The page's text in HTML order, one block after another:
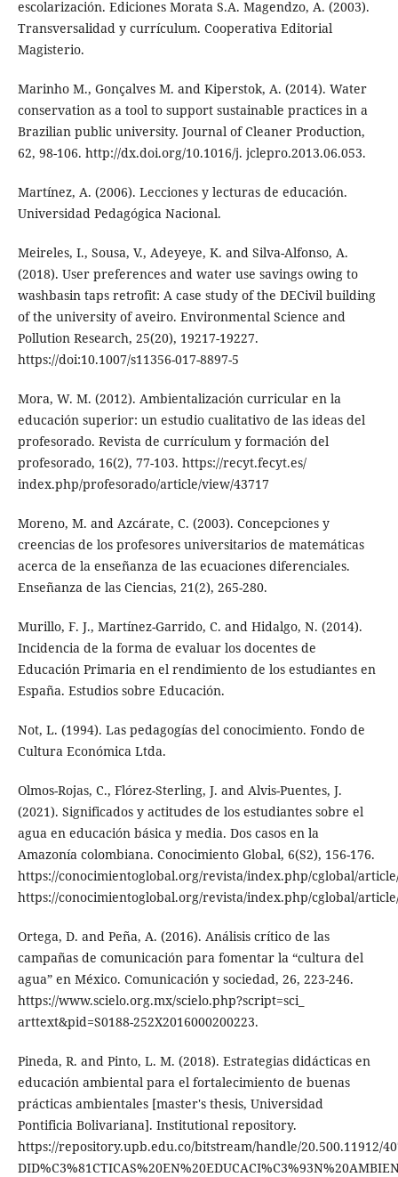
escolarización. Ediciones Morata S.A. Magendzo, A. (2003).
Transversalidad y currículum. Cooperativa Editorial
Magisterio.
Marinho M., Gonçalves M. and Kiperstok, A. (2014). Water
conservation as a tool to support sustainable practices in a
Brazilian public university. Journal of Cleaner Production,
62, 98-106. http://dx.doi.org/10.1016/j. jclepro.2013.06.053.
Martínez, A. (2006). Lecciones y lecturas de educación.
Universidad Pedagógica Nacional.
Meireles, I., Sousa, V., Adeyeye, K. and Silva-Alfonso, A.
(2018). User preferences and water use savings owing to
washbasin taps retrofit: A case study of the DECivil building
of the university of aveiro. Environmental Science and
Pollution Research, 25(20), 19217-19227.
https://doi:10.1007/s11356-017-8897-5
Mora, W. M. (2012). Ambientalización curricular en la
educación superior: un estudio cualitativo de las ideas del
profesorado. Revista de currículum y formación del
profesorado, 16(2), 77-103. https://recyt.fecyt.es/
index.php/profesorado/article/view/43717
Moreno, M. and Azcárate, C. (2003). Concepciones y
creencias de los profesores universitarios de matemáticas
acerca de la enseñanza de las ecuaciones diferenciales.
Enseñanza de las Ciencias, 21(2), 265-280.
Murillo, F. J., Martínez-Garrido, C. and Hidalgo, N. (2014).
Incidencia de la forma de evaluar los docentes de
Educación Primaria en el rendimiento de los estudiantes en
España. Estudios sobre Educación.
Not, L. (1994). Las pedagogías del conocimiento. Fondo de
Cultura Económica Ltda.
Olmos-Rojas, C., Flórez-Sterling, J. and Alvis-Puentes, J.
(2021). Significados y actitudes de los estudiantes sobre el
agua en educación básica y media. Dos casos en la
Amazonía colombiana. Conocimiento Global, 6(S2), 156-176.
https://conocimientoglobal.org/revista/index.php/cglobal/
https://conocimientoglobal.org/revista/index.php/cglobal/
Ortega, D. and Peña, A. (2016). Análisis crítico de las
campañas de comunicación para fomentar la “cultura del
agua” en México. Comunicación y sociedad, 26, 223-246.
https://www.scielo.org.mx/scielo.php?script=sci_
arttext&pid=S0188-252X2016000200223.
Pineda, R. and Pinto, L. M. (2018). Estrategias didácticas en
educación ambiental para el fortalecimiento de buenas
prácticas ambientales [master's thesis, Universidad
Pontificia Bolivariana]. Institutional repository.
https://repository.upb.edu.co/bitstream/handle/20.500.11912/